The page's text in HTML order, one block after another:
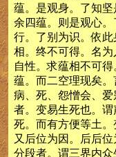
蕴。是观身。了知
余四蕴。则是观心
行。了别为识。依
相。终不可得。名
自性。求蕴相不可
蕴。而二空理现矣。
病、死、怨憎会、
者。变易生死也。
死。而有方便等土。
又后位为因。后后
分段者。谓三界内众